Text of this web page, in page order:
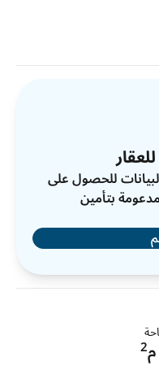
للحصول على
بتأمين
م2